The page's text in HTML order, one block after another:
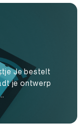
Je bestelt
je ontwerp